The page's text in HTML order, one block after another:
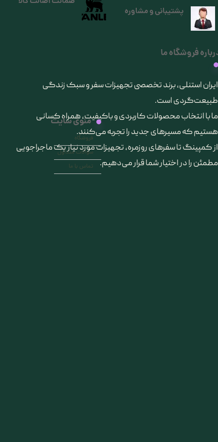
فروشگاه ما
​ایران استنلی، برند تخصصی تجهیزات سفر و سبک زندگی
طبیعت‌گردی است.
ما با انتخاب محصولات کاربردی و باکیفیت، همراه کسانی
هستیم که مسیرهای جدید را تجربه می‌کنند.
از کمپینگ تا سفرهای روزمره، تجهیزات مورد نیاز یک ماجراجویی
مطمئن را در اختیار شما قرار می‌دهیم.
منوی سایت
فروشگاه
سوالات متداول
تماس با ما
پشتیبانی و مشاوره